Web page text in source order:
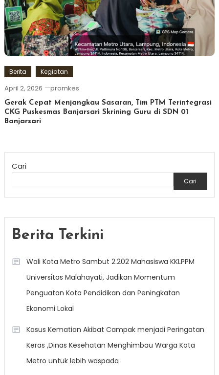
Berita Kegiatan
April 2, 2026 promkes
Gerak Cepat Menjangkau Sasaran, Tim PTM Terintegrasi
CKG Puskesmas Banjarsari Skrining Guru di SDN 01
Banjarsari
Cari
Cari
Berita Terkini
Wali Kota Metro Sambut 2.202 Mahasiswa KKLPPM
Universitas Malahayati, Jadikan Momentum
Penguatan Kota Pendidikan dan Peningkatan
Ekonomi Lokal
Kasus Kematian Akibat Campak menjadi Peringatan
Keras ,Dinas Kesehatan Menghimbau Warga Kota
Metro untuk lebih waspada